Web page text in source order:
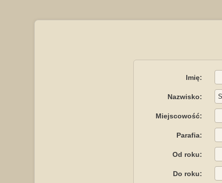
Imię:
Nazwisko:
Miejscowość:
Parafia:
Od roku:
Do roku: